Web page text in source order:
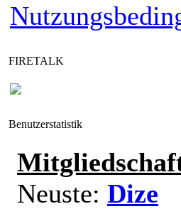
FIRETALK
Benutzerstatistik
Neuste: Dize